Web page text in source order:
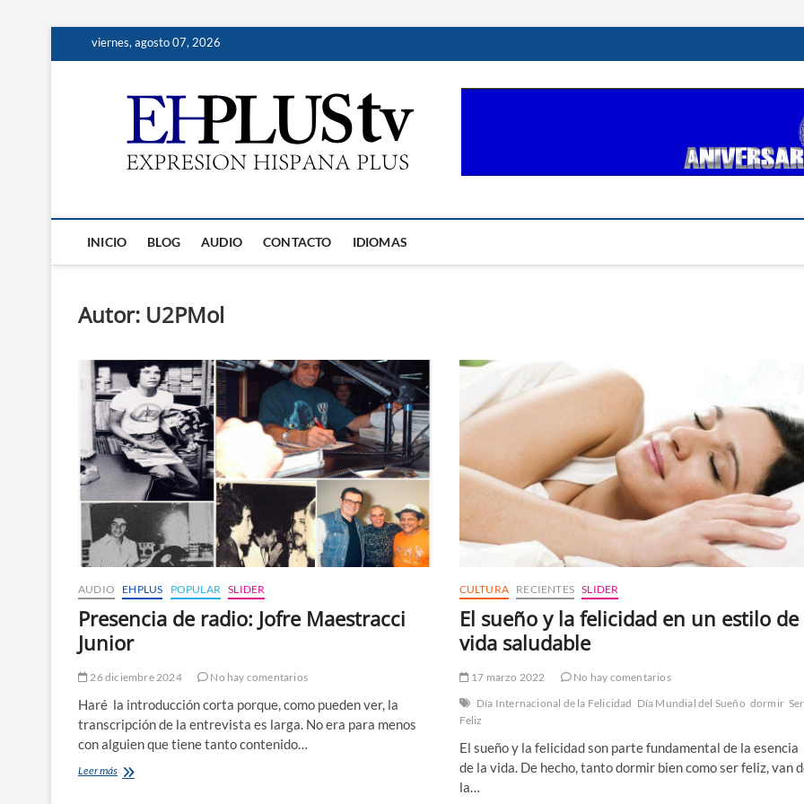
viernes, agosto 07, 2026
INICIO BLOG AUDIO CONTACTO IDIOMAS
Autor: U2PMol
AUDIO EHPLUS POPULAR SLIDER
Presencia de radio: Jofre Maestracci
Junior
26 diciembre 2024 No hay comentarios
Haré la introducción corta porque, como pueden ver, la
transcripción de la entrevista es larga. No era para menos
con alguien que tiene tanto contenido…
Leer másPresencia
CULTURA RECIENTES SLIDER
El sueño y la felicidad en un estilo de
vida saludable
17 marzo 2022
No hay comentarios
Día Internacional de la Felicidad Día Mundial del Sueño dormir Ser
Feliz
El sueño y la felicidad son parte fundamental de la esencia
de la vida. De hecho, tanto dormir bien como ser feliz, van
la…